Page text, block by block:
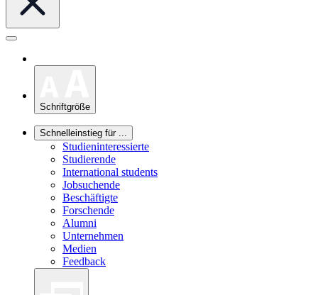
Schriftgröße
Schnelleinstieg für ...
Studieninteressierte
Studierende
International students
Jobsuchende
Beschäftigte
Forschende
Alumni
Unternehmen
Medien
Feedback